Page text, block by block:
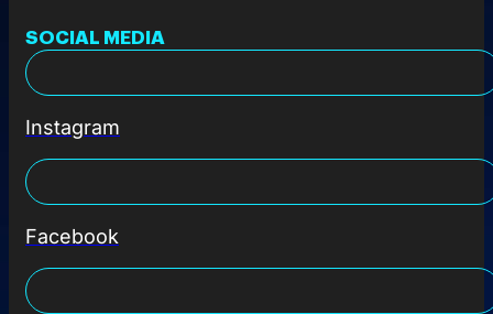
SOCIAL MEDIA
Instagram
Facebook